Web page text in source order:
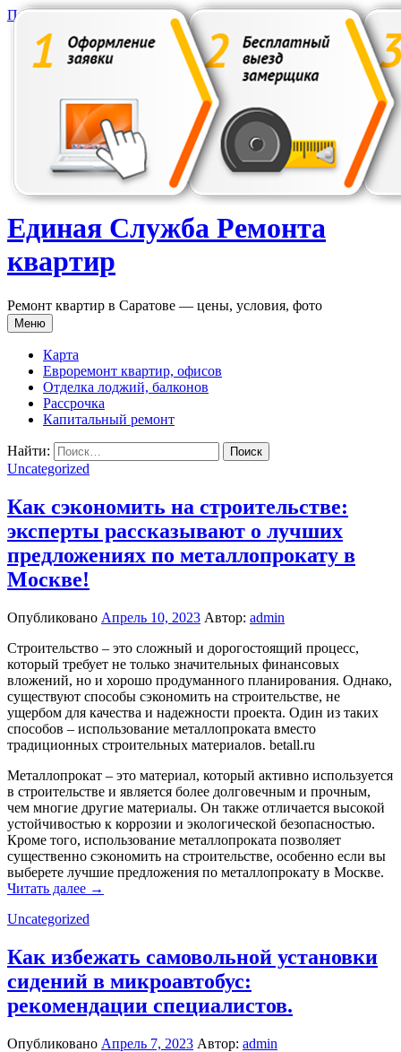
Перейти к содержимому
Единая Служба Ремонта
квартир
Ремонт квартир в Саратове — цены, условия, фото
Меню
Карта
Евроремонт квартир, офисов
Отделка лоджий, балконов
Рассрочка
Капитальный ремонт
Найти:
Uncategorized
Как сэкономить на строительстве:
эксперты рассказывают о лучших
предложениях по металлопрокату в
Москве!
Опубликовано Апрель 10, 2023 Автор: admin
Строительство – это сложный и дорогостоящий процесс,
который требует не только значительных финансовых
вложений, но и хорошо продуманного планирования. Однако,
существуют способы сэкономить на строительстве, не
ущербом для качества и надежности проекта. Один из таких
способов – использование металлопроката вместо
традиционных строительных материалов. betall.ru
Металлопрокат – это материал, который активно используется
в строительстве и является более долговечным и прочным,
чем многие другие материалы. Он также отличается высокой
устойчивостью к коррозии и экологической безопасностью.
Кроме того, использование металлопроката позволяет
существенно сэкономить на строительстве, особенно если вы
выберете лучшие предложения по металлопрокату в Москве.
Читать далее →
Uncategorized
Как избежать самовольной установки
сидений в микроавтобус:
рекомендации специалистов.
Опубликовано Апрель 7, 2023 Автор: admin